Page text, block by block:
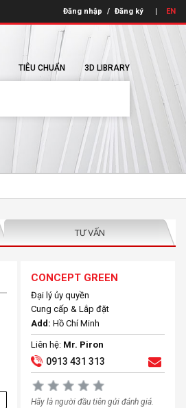
Đăng nhập / Đăng ký EN
TIÊU CHUẨN 3D LIBRARY
TƯ VẤN
CONCEPT GREEN
Đại lý ủy quyền
Cung cấp & Lắp đặt
Add: Hồ Chí Minh
Liên hệ: Mr. Piron
0913 431 313
Hãy là người đầu tiên gửi đánh giá.